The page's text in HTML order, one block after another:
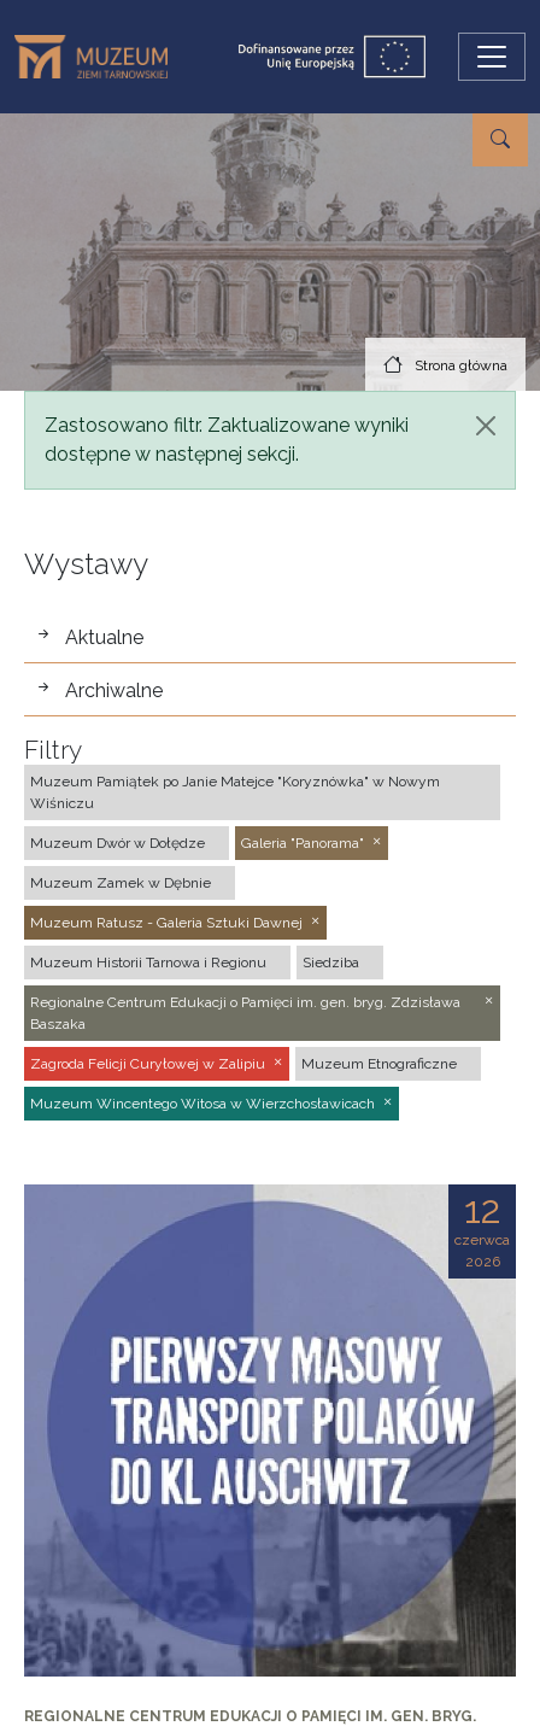
Strona główna
Komunikat
Zastosowano filtr. Zaktualizowane wyniki
dostępne w następnej sekcji.
Wystawy
wystawy
Aktualne
Archiwalne
Filtry
Muzeum Pamiątek po Janie Matejce "Koryznówka" w Nowym
Wiśniczu
Muzeum Dwór w Dołędze Galeria "Panorama"
Muzeum Zamek w Dębnie
Muzeum Ratusz - Galeria Sztuki Dawnej
Muzeum Historii Tarnowa i Regionu Siedziba
Regionalne Centrum Edukacji o Pamięci im. gen. bryg. Zdzisława
Baszaka
Zagroda Felicji Curyłowej w Zalipiu Muzeum Etnograficzne
Muzeum Wincentego Witosa w Wierzchosławicach
12
czerwca
2026
REGIONALNE CENTRUM EDUKACJI O PAMIĘCI IM. GEN. BRYG.